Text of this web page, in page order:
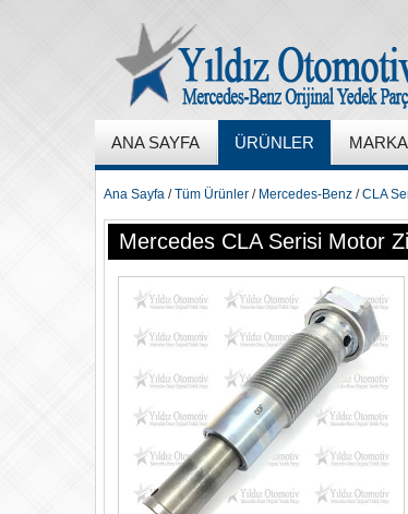
ANA SAYFA ÜRÜNLER
Ana Sayfa /Tüm Ürünler / Mercedes-Benz /CLA
Mercedes CLA Serisi Motor